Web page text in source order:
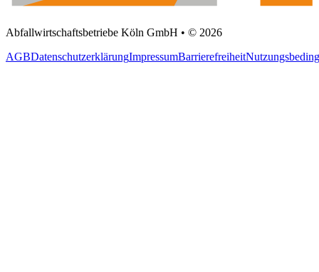
Abfallwirtschaftsbetriebe Köln GmbH • © 2026
AGBDatenschutzerklärungImpressumBarrierefreiheit